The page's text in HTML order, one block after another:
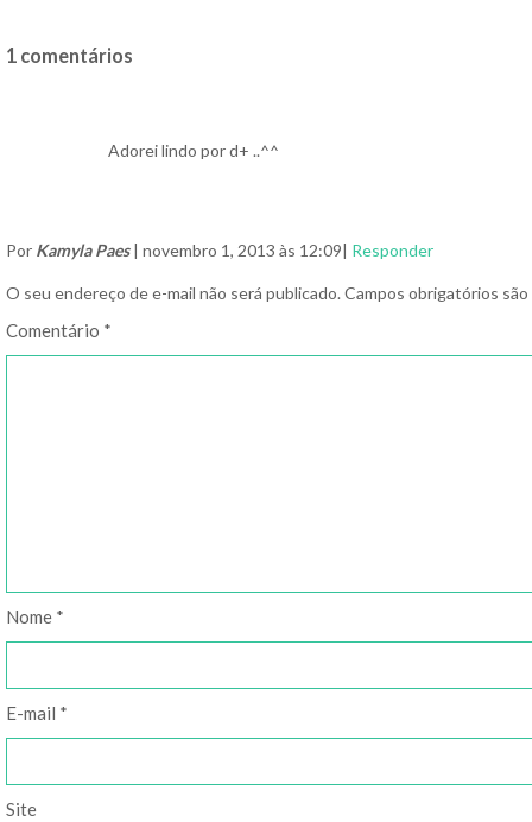
1 comentários
Adorei lindo por d+ ..^^
Por Kamyla Paes| novembro 1, 2013 às 12:09| Responder
O seu endereço de e-mail não será publicado.Campos obrigatórios
Comentário *
Nome *
E-mail *
Site